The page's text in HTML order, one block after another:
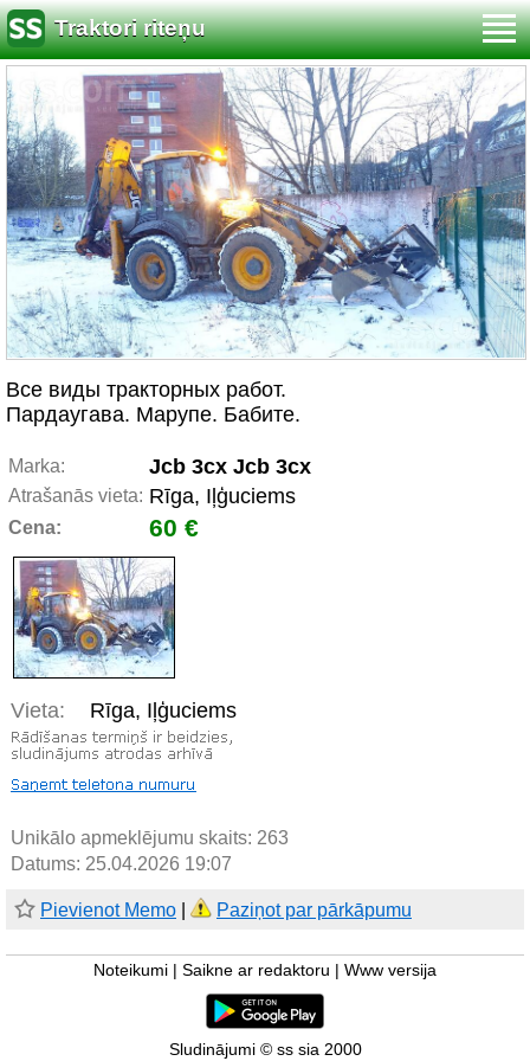
Traktori riteņu
Все виды тракторных работ.
Пардаугава. Марупе. Бабите.
Marka: Jcb 3cx Jcb 3cx
Atrašanās vieta: Rīga, Iļģuciems
Cena: 60 €
Vieta: Rīga, Iļģuciems
Unikālo apmeklējumu skaits: 263
Datums: 25.04.2026 19:07
Pievienot Memo Paziņot par pārkāpumu
Noteikumi Saikne ar redaktoru Www versija
Sludinājumi © ss sia 2000